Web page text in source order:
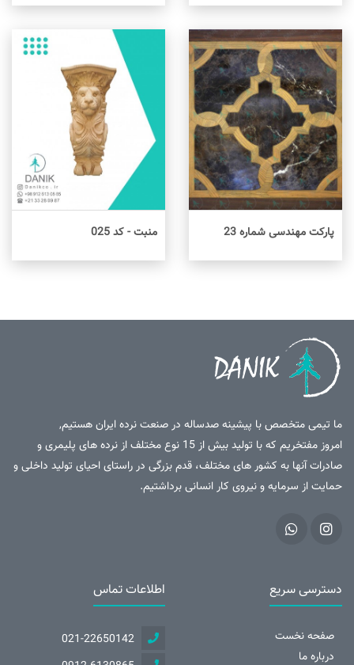
پارکت مهندسی شماره 23
اطلاعات بیشتر
منبت - کد 025
ما تیمی متخصص با پیشینه صدساله در صنعت نرده ایران هستیم,
امروز مفتخریم که با تولید بیش از 15 نوع مختلف از نرده های پلیمری و
صادرات آنها به کشور های مختلف، قدم بزرگی در راستای احیای تولید داخلی و
حمایت از سرمایه و نیروی کار انسانی برداشتیم.
دسترسی سریع
صفحه نخست
درباره ما
اطلاعات تماس